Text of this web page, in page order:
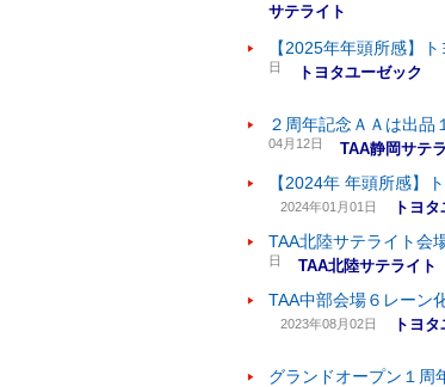
サテライト
【2025年年頭所感】
日 トヨタユーゼック
２周年記念ＡＡは出品
04月12日 TAA静岡サテ
【2024年 年頭所感
2024年01月01日
トヨ
TAA北陸サテライト会
日 TAA北陸サテライト
TAA中部会場６レーン
2023年08月02日
トヨ
グランドオープン１周